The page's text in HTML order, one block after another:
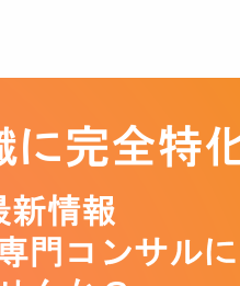
療機器）、営業職（診断薬・診